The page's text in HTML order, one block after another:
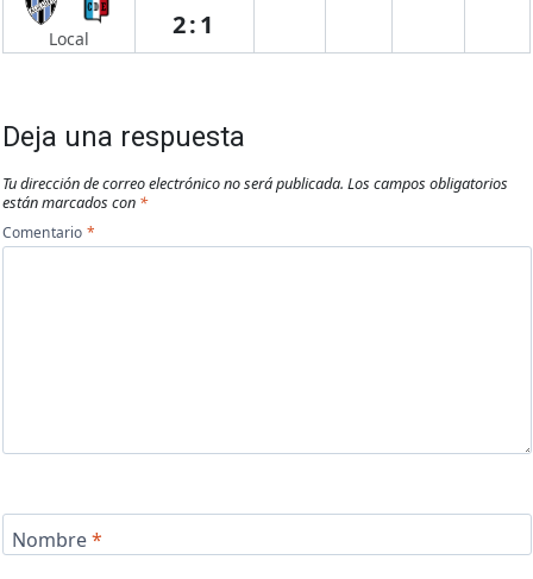
Local 2:1
Deja una respuesta
Tu dirección de correo electrónico no será publicada. Los campos obligatorios
están marcados con *
Comentario *
Nombre*